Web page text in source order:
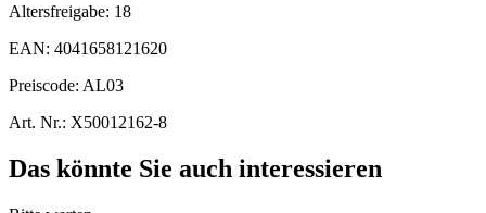
Altersfreigabe: 18
EAN: 4041658121620
Preiscode: AL03
Art. Nr.: X50012162-8
Das könnte Sie auch interessieren